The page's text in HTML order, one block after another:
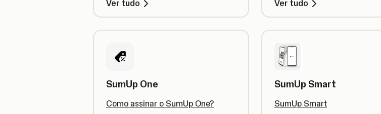
Ver tudo Ver tudo
SumUp One
Como assinar o SumUp One?
SumUp Smart
SumUp Smart